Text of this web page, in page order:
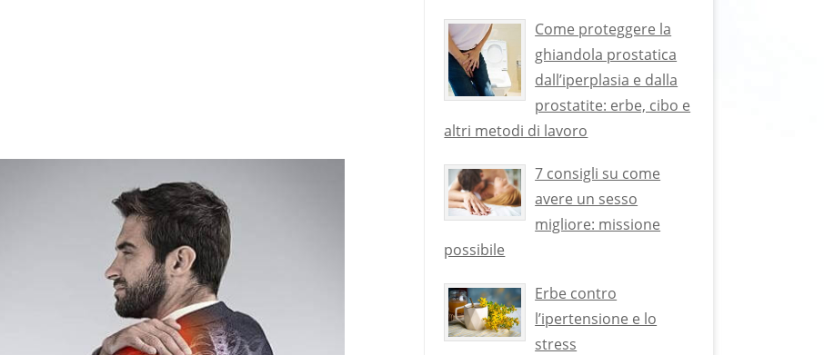
Come proteggere la
ghiandola prostatica
dall’iperplasia e dalla
prostatite: erbe, cibo e
altri metodi di lavoro
7 consigli su come
avere un sesso
migliore: missione
possibile
Erbe contro
l’ipertensione e lo
stress